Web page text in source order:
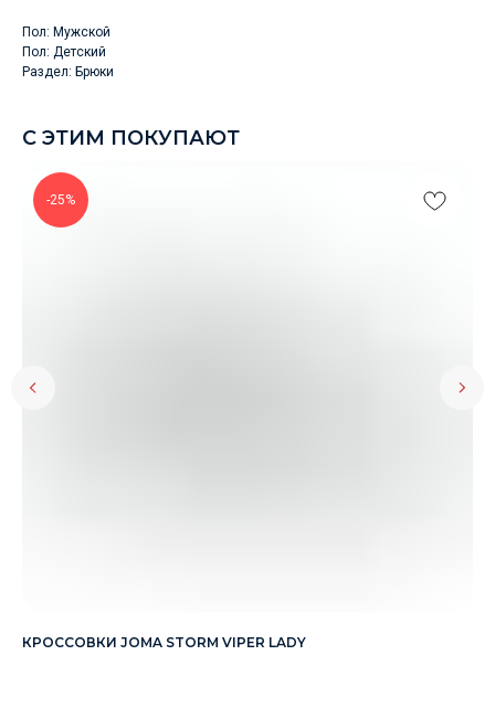
Пол: Мужской
Пол: Детский
Раздел: Брюки
С ЭТИМ ПОКУПАЮТ
-25%
КРОССОВКИ JOMA STORM VIPER LADY